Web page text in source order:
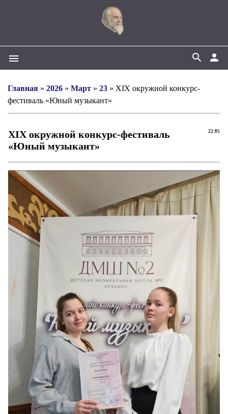
menu person
search
Главная » 2026 » Март » 23 » XIX окружной конкурс-
фестиваль «Юный музыкант»
22:05
XIX окружной конкурс-фестиваль
«Юный музыкант»